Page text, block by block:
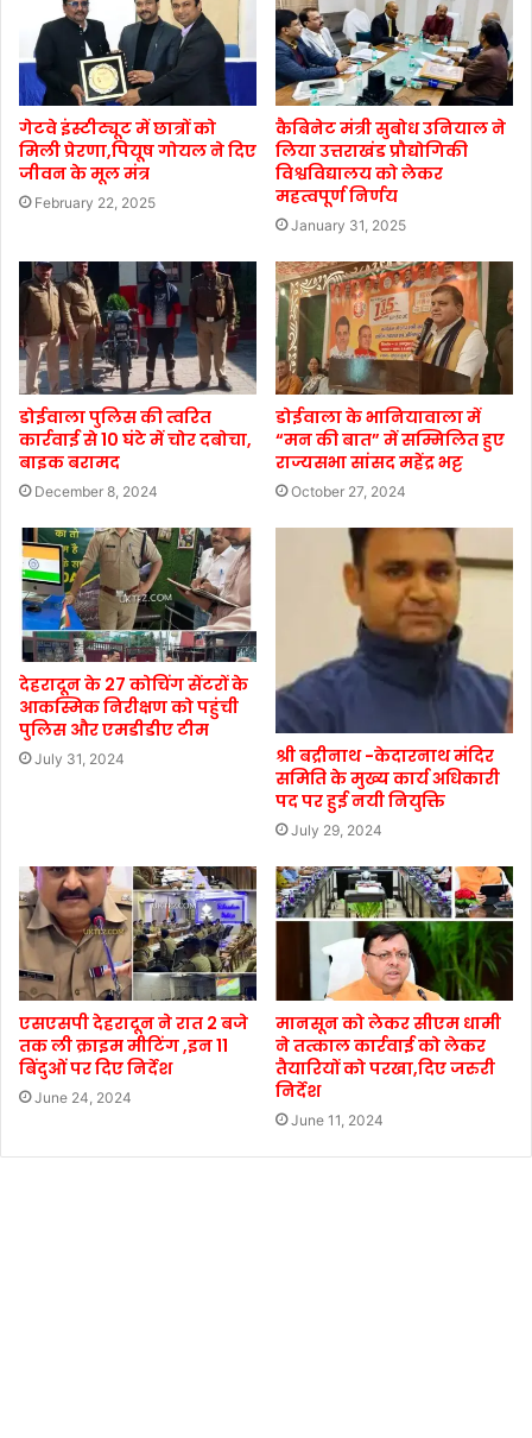
गेटवे इंस्टीट्यूट में छात्रों को
मिली प्रेरणा,पियूष गोयल ने दिए
जीवन के मूल मंत्र
February 22, 2025
कैबिनेट मंत्री सुबोध उनियाल ने
लिया उत्तराखंड प्रौद्योगिकी
विश्वविद्यालय को लेकर
महत्वपूर्ण निर्णय
January 31, 2025
डोईवाला पुलिस की त्वरित
कार्रवाई से 10 घंटे में चोर दबोचा,
बाइक बरामद
December 8, 2024
डोईवाला के भानियावाला में
“मन की बात” में सम्मिलित हुए
राज्यसभा सांसद महेंद्र भट्ट
October 27, 2024
देहरादून के 27 कोचिंग सेंटरों के
आकस्मिक निरीक्षण को पहुंची
पुलिस और एमडीडीए टीम
July 31, 2024
श्री बद्रीनाथ -केदारनाथ मंदिर
समिति के मुख्य कार्य अधिकारी
पद पर हुई नयी नियुक्ति
July 29, 2024
एसएसपी देहरादून ने रात 2 बजे
तक ली क्राइम मीटिंग ,इन 11
बिंदुओं पर दिए निर्देश
June 24, 2024
मानसून को लेकर सीएम धामी
ने तत्काल कार्रवाई को लेकर
तैयारियों को परखा,दिए जरुरी
निर्देश
June 11, 2024